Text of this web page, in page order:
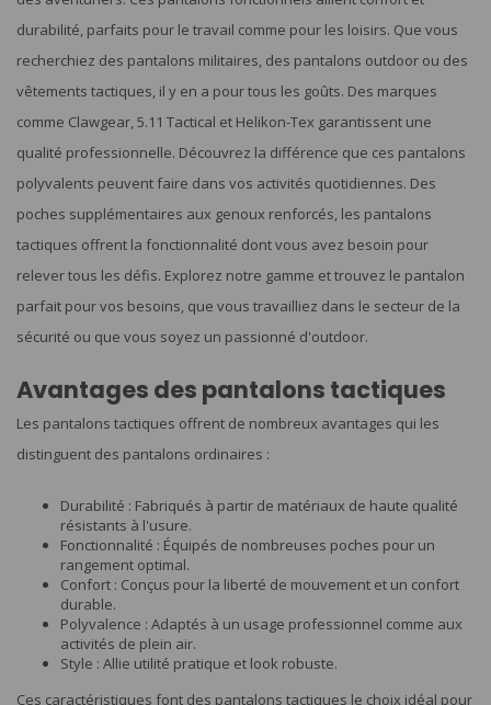
durabilité, parfaits pour le travail comme pour les loisirs. Que vous
recherchiez des pantalons militaires, des pantalons outdoor ou des
vêtements tactiques, il y en a pour tous les goûts. Des marques
comme Clawgear, 5.11 Tactical et Helikon-Tex garantissent une
qualité professionnelle. Découvrez la différence que ces pantalons
polyvalents peuvent faire dans vos activités quotidiennes. Des
poches supplémentaires aux genoux renforcés, les pantalons
tactiques offrent la fonctionnalité dont vous avez besoin pour
relever tous les défis. Explorez notre gamme et trouvez le pantalon
parfait pour vos besoins, que vous travailliez dans le secteur de la
sécurité ou que vous soyez un passionné d'outdoor.
Avantages des pantalons tactiques
Les pantalons tactiques offrent de nombreux avantages qui les
distinguent des pantalons ordinaires :
Durabilité : Fabriqués à partir de matériaux de haute qualité
résistants à l'usure.
Fonctionnalité : Équipés de nombreuses poches pour un
rangement optimal.
Confort : Conçus pour la liberté de mouvement et un confort
durable.
Polyvalence : Adaptés à un usage professionnel comme aux
activités de plein air.
Style : Allie utilité pratique et look robuste.
Ces caractéristiques font des pantalons tactiques le choix idéal pour